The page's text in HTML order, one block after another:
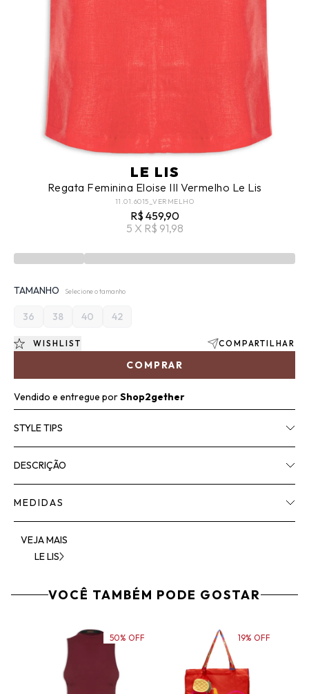
LE LIS
Regata Feminina Eloise III Vermelho Le Lis
11.01.6015_VERMELHO
R$ 459,90
5 X R$ 91,98
TAMANHO Selecione o tamanho
36 38 40 42
COMPRAR
WISHLIST COMPARTILHAR
Vendido e entregue porShop2gether
STYLE TIPS
DESCRIÇÃO
MEDIDAS
VEJA MAIS
LE LIS
VOCÊ TAMBÉM PODE GOSTAR
50% OFF 19% OFF